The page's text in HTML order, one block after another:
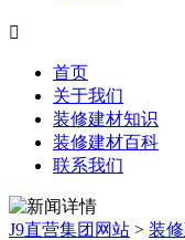

首页
关于我们
装修建材知识
装修建材百科
联系我们
J9直营集团网站 > 装